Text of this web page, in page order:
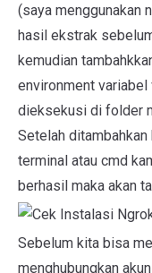
(saya menggunakan
hasil ekstrak
kemudian
environment
dieksekusi di folder
Setelah
terminal atau cmd
berhasil maka akan
Sebelum kita bisa
menghubungkan